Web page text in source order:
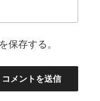
保存する。